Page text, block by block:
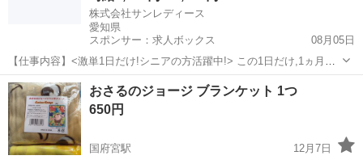
株式会社サンレディース
愛知県
スポンサー：求人ボックス
08月05日
【仕事内容】<激単1日だけ!シニアの方活躍中!> この1日だけ,1ヵ月間
だけ,4時間だけなど あなた優先で自由に決めれます! シニア・60代・
70代の方を 積極的に採用中 たくさんご活躍いただいてます こんなお
仕事をお願いします!...
アルバイト・パート
おさるのジョージ ブランケット 1つ
650円
国府宮駅
12月7日